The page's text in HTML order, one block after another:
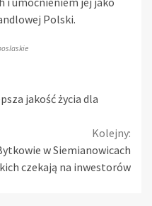
Polski.
jakość życia dla
Kolejny:
w Siemianowicach
czekają na inwestorów